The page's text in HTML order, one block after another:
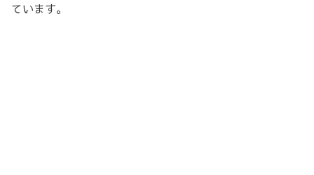
ています。